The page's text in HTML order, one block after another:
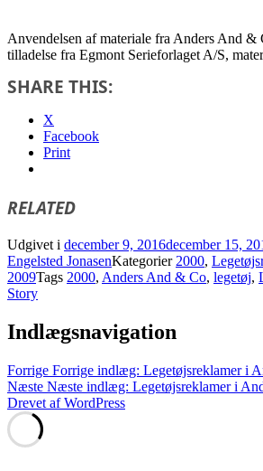
Anvendelsen af materiale fra Anders And &
tilladelse fra Egmont Serieforlaget A/S,
SHARE THIS:
X
Facebook
Print
RELATED
Udgivet i december 9, 2016december 15,
Engelsted JonasenKategorier 2000,
2009Tags 2000, Anders And & Co, legetøj,
Story
Indlægsnavigation
Forrige Forrige indlæg: Legetøjsreklamer i
Næste Næste indlæg: Legetøjsreklamer i
Drevet af WordPress